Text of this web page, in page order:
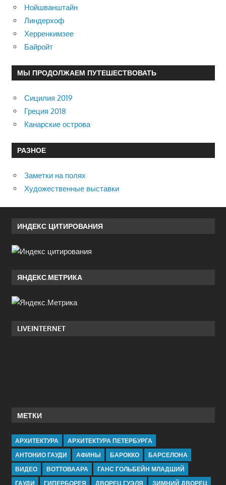
Нойшванштайн
Линдерхоф
Херренкимзее
Байройт
МЫ ПРОДОЛЖАЕМ ПУТЕШЕСТВОВАТЬ
Сицилия 2019
Греция 2018
Канарские острова
РАЗНОЕ
Заметки на полях
Художественные выставки
ИНДЕКС ЦИТИРОВАНИЯ
ЯНДЕКС.МЕТРИКА
LIVEINTERNET
МЕТКИ
АРХИТЕКТУРА
АРХИТЕКТУРА ПЕТЕРБУРГА
АНТОНИО ГАУДИ
АФИНЫ БАРОККО
БАРСЕЛОНА
ВИДЕО
ВОТТОВААРА
ГАНС ГОЛЬБЕЙН МЛАДШИЙ
ГАУДИ
ГИПЕРБОРЕЯ ДВОРЕЦ ГУЭЛЯ ЗИМНИЙ ДВОРЕЦ